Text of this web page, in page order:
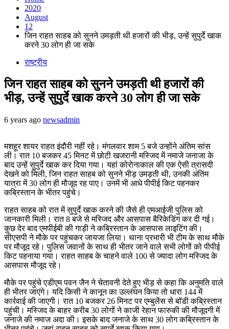
2020
August
12
जिन राहत साहब को सुनने उमड़ती थी हजारों की भीड़, उन्हें सुपुर्दे खाक
करने 30 लोग ही जा सके
राष्ट्रीय
जिन राहत साहब को सुनने उमड़ती थी हजारों की
भीड़, उन्हें सुपुर्दे खाक करने 30 लोग ही जा सके
6 years ago newsadmin
मशहूर शायर राहत इंदौरी नहीं रहे। मंगलवार शाम 5 बजे उन्होंने अंतिम सांस
ली। रात 10 बजकर 45 मिनट में छोटी खजरानी मस्जिद में नमाजे जनाजा के
बाद उन्हें सुपुर्दे खाक कर दिया गया। यहां कोराेनाकाल की एक ऐसी त्रासदी
देखने को मिली, जिन राहत साहब को सुनने भीड़ उमड़ती थी, उनकी अंतिम
यात्रा में 30 लोग ही मौजूद रह पाए। उनमें भी आधे पीपीई किट पहनकर
कब्रिस्तान के भीतर पहुंचे।
राहत साहब को रात में सुपुर्दे खाक करने की जैसे ही एमआईजी पुलिस को
जानकारी मिली। रात 8 बजे से मस्जिद और आसपास बैरिकेडिंग कर दी गई।
कुछ देर बाद एमपीईबी की गाड़ी ने कब्रिस्तान के आसपास लाइटिंग की।
सीएसपी ने मौके पर पहुंचकर जायजा लिया। थाना प्रभारी भी टीम के साथ मौके
पर मौजूद रहे। पुलिस जवानों के साथ ही भीतर जाने वाले सभी लोगों को पीपीई
किट पहनाया गया। राहत साहब के चाहने वाले 100 से ज्यादा लोग मस्जिद के
आसपास मौजूद रहे।
माैके पर पहुंचे एडीएम पवन जैन ने चेतावनी देते हुए भीड़ से कहा कि अनुमति वाले
ही भीतर जाएंगे। यदि किसी ने कानून का उल्लंघन किया तो धारा 144 में
कार्रवाई की जाएगी। रात 10 बजकर 26 मिनट पर एम्बुलेंस से बॉडी कब्रिस्तान
पहुंची। मस्जिद के बाहर करीब 30 लोगों ने काजी रेहान फारुकी की मौजूदगी में
जनाजे की नमाज अदा की। इसके बाद जनाजे के साथ 30 लोग कब्रिस्तान के